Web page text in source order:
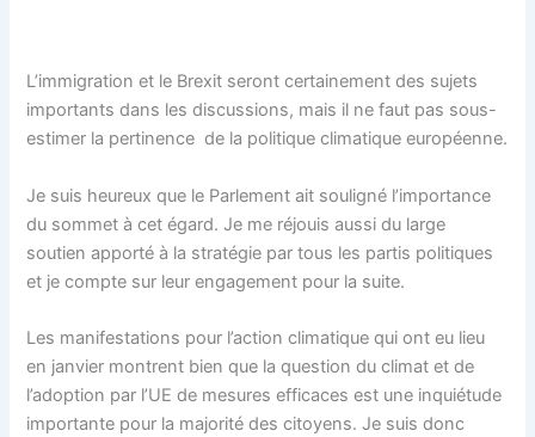
L’immigration et le Brexit seront certainement des sujets
importants dans les discussions, mais il ne faut pas sous-
estimer la pertinence de la politique climatique européenne.
Je suis heureux que le Parlement ait souligné l’importance
du sommet à cet égard. Je me réjouis aussi du large
soutien apporté à la stratégie par tous les partis politiques
et je compte sur leur engagement pour la suite.
Les manifestations pour l’action climatique qui ont eu lieu
en janvier montrent bien que la question du climat et de
l’adoption par l’UE de mesures efficaces est une inquiétude
importante pour la majorité des citoyens. Je suis donc